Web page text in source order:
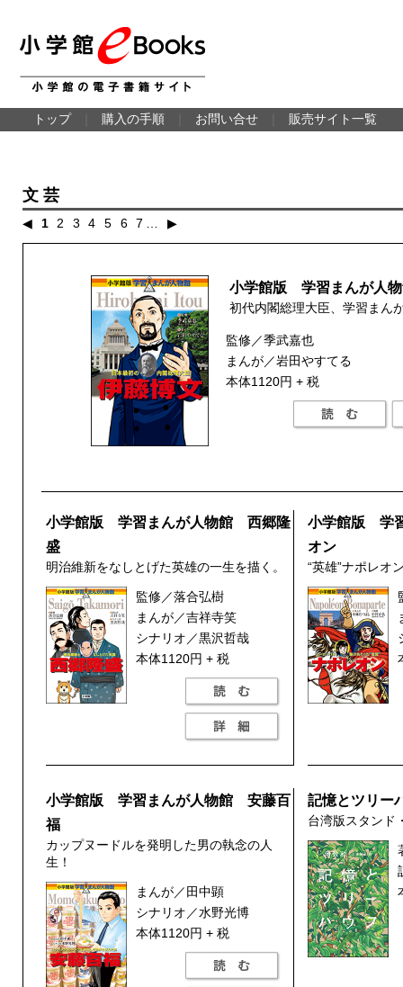
トップ 購入の手順 お問い合せ 販売サイト一覧
文芸
◀ 1 2 3 4 5 6 7 ▶
小学館版 学習まんが人
初代内閣総理大臣、学習まん
監修／季武嘉也
まんが／岩田やすてる
本体1120円 + 税
小学館版 学習まんが人物館 西郷隆
盛
明治維新をなしとげた英雄の一生を描く。
監修／落合弘樹
まんが／吉祥寺笑
シナリオ／黒沢哲哉
本体1120円 + 税
小学館版 学
オン
“英雄”ナポレオ
小学館版 学習まんが人物館 安藤百
福
カップヌードルを発明した男の執念の人
生！
まんが／田中顕
シナリオ／水野光博
本体1120円 + 税
記憶とツリー
台湾版スタンド